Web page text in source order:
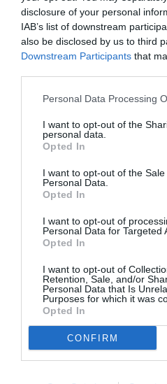
disclosure of your personal
IAB’s list of downstream
also be disclosed by us to third
Downstream Participants that
Personal Data Processing
I want to opt-out of the
personal data.
Opted In
I want to opt-out of the
Personal Data.
Opted In
I want to opt-out of
Personal Data for Targeted
Opted In
I want to opt-out of
Retention, Sale, and/or
Personal Data that Is
Purposes for which it was
Opted In
CONFIRM
sostegno dell’Ucraina la
ha discusso anche con il
Olaf Scholz, proprio in